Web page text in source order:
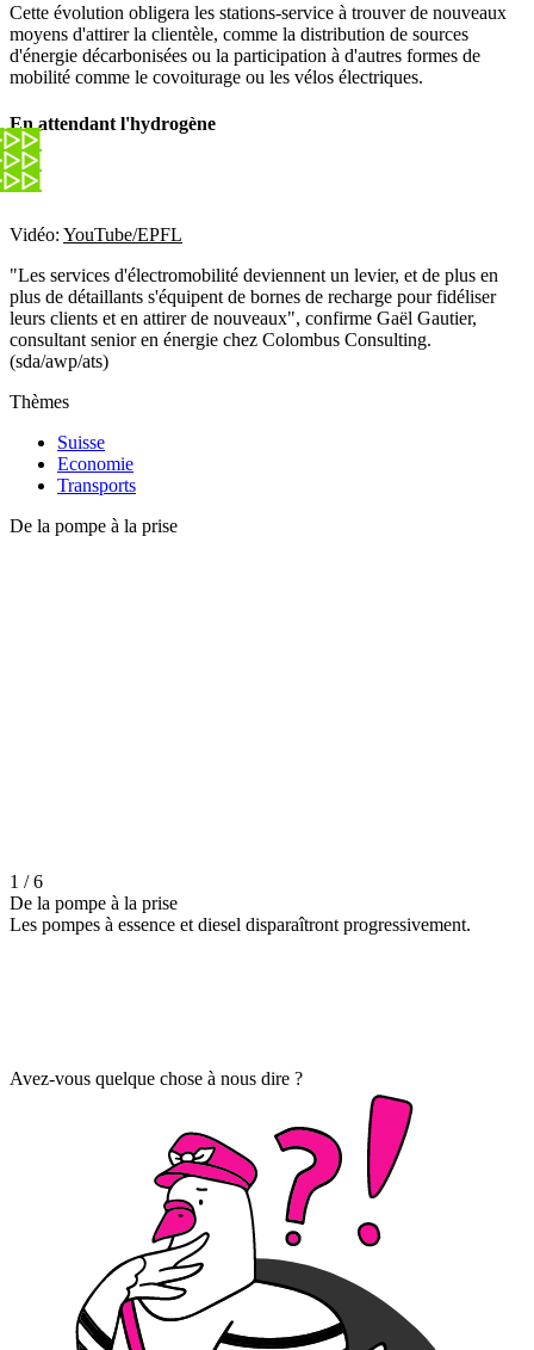
Cette évolution obligera les stations-service à trouver de nouveaux
moyens d'attirer la clientèle, comme la distribution de sources
d'énergie décarbonisées ou la participation à d'autres formes de
mobilité comme le covoiturage ou les vélos électriques.
En attendant l'hydrogène
Vidéo: YouTube/EPFL
"Les services d'électromobilité deviennent un levier, et de plus en
plus de détaillants s'équipent de bornes de recharge pour fidéliser
leurs clients et en attirer de nouveaux", confirme Gaël Gautier,
consultant senior en énergie chez Colombus Consulting.
(sda/awp/ats)
Thèmes
Suisse
Economie
Transports
De la pompe à la prise
1 / 6
De la pompe à la prise
Les pompes à essence et diesel disparaîtront progressivement.
Avez-vous quelque chose à nous dire ?